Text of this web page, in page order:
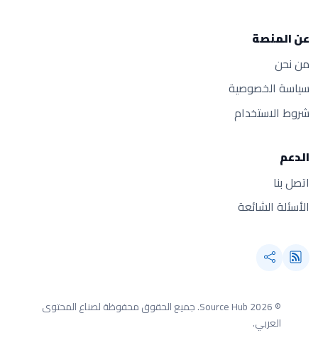
عن المنصة
من نحن
سياسة الخصوصية
شروط الاستخدام
الدعم
اتصل بنا
الأسئلة الشائعة
© 2026 Source Hub.
جميع الحقوق محفوظة لصناع المحتوى
العربي.